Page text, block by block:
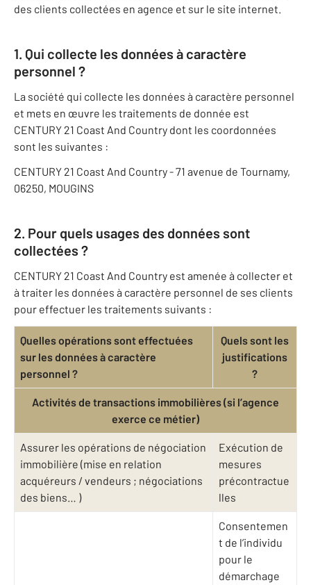
des clients collectées en agence et sur le site internet.
1. Qui collecte les données à caractère
personnel ?
La société qui collecte les données à caractère personnel
et mets en œuvre les traitements de donnée est
CENTURY 21 Coast And Country dont les coordonnées
sont les suivantes :
CENTURY 21 Coast And Country - 71 avenue de Tournamy,
06250, MOUGINS
2. Pour quels usages des données sont
collectées ?
CENTURY 21 Coast And Country est amenée à collecter et
à traiter les données à caractère personnel de ses clients
pour effectuer les traitements suivants :
Quelles opérations sont effectuées
sur les données à caractère
personnel ?
Quels sont les
justifications
?
Activités de transactions immobilières (si l’agence
exerce ce métier)
Assurer les opérations de négociation
immobilière (mise en relation
acquéreurs / vendeurs ; négociations
des biens… )
Exécution de
mesures
précontractue
lles
Consentemen
t de l’individu
pour le
démarchage